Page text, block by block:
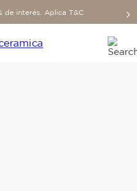
de interés. Aplica T&C